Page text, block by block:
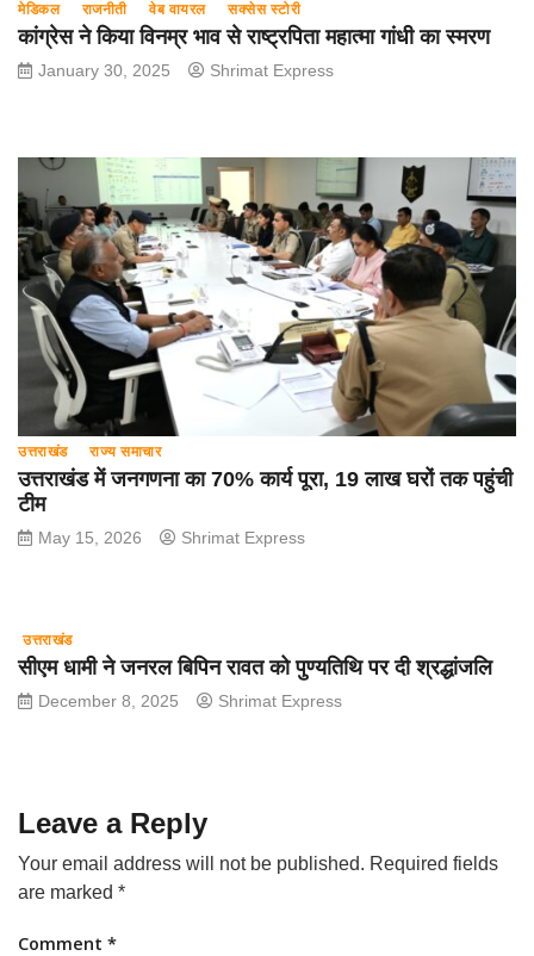
मेडिकल
राजनीती वेब वायरल सक्सेस स्टोरी
कांग्रेस ने किया विनम्र भाव से राष्ट्रपिता महात्मा गांधी का स्मरण
January 30, 2025 Shrimat Express
उत्तराखंड राज्य समाचार
उत्तराखंड में जनगणना का 70% कार्य पूरा, 19 लाख घरों तक पहुंची
टीम
May 15, 2026 Shrimat Express
उत्तराखंड
सीएम धामी ने जनरल बिपिन रावत को पुण्यतिथि पर दी श्रद्धांजलि
December 8, 2025 Shrimat Express
Leave a Reply
Your email address will not be published. Required fields
are marked *
Comment *